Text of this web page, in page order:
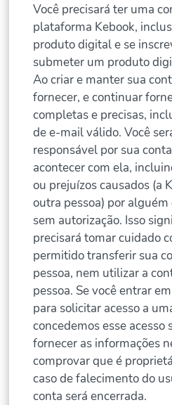
Você precisará ter uma
plataforma Kebook,
produto digital e se
submeter um produto
Ao criar e manter sua
fornecer, e continuar
completas e precisas,
de e-mail válido. Você
responsável por sua
acontecer com ela,
ou prejuízos causados (a
outra pessoa) por
sem autorização. Isso
precisará tomar cuidado
permitido transferir sua
pessoa, nem utilizar a
pessoa. Se você entrar
para solicitar acesso a
concedemos esse acesso
fornecer as informações
comprovar que é
caso de falecimento do
conta será encerrada.